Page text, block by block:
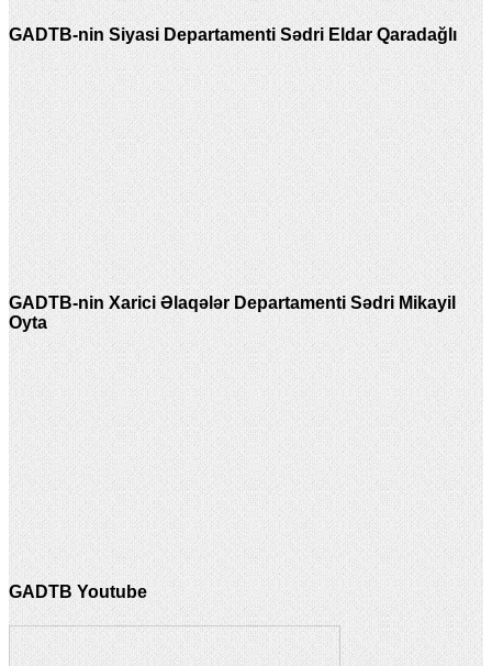
GADTB-nin Siyasi Departamenti Sədri Eldar Qaradağlı
GADTB-nin Xarici Əlaqələr Departamenti Sədri Mikayil
Oyta
GADTB Youtube